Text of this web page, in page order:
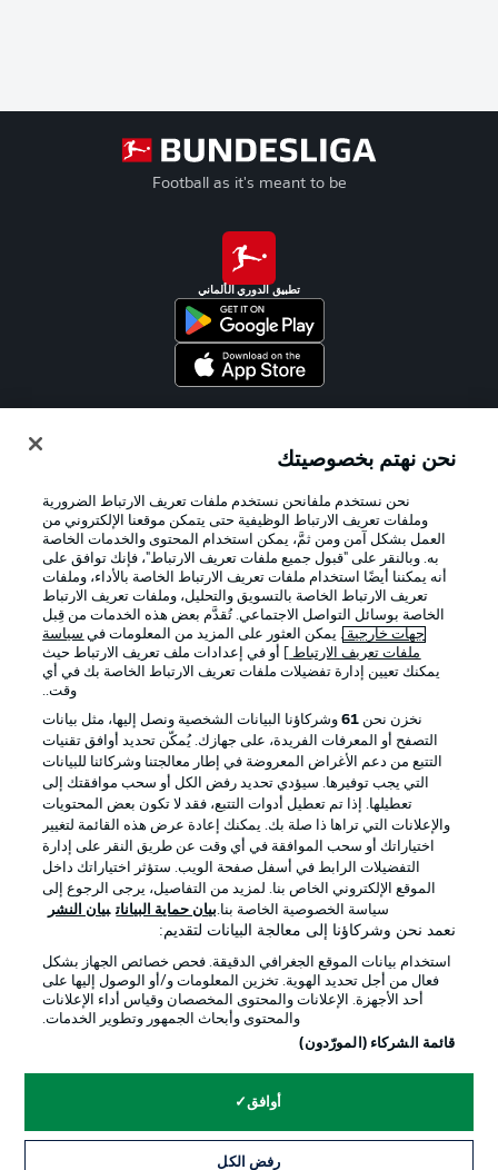
Football as it's meant to be
تطبيق الدوري الألماني
الإعلانات الإخطارات القانونية
شروط الاستخدام القنوات الناقلة
الوظائف جهة النشر
تواصل معنا اللاعبون
© 2026 Bundesliga-Gruppe GmbH
نحن نهتم بخصوصيتك
نحن نستخدم ملفانحن نستخدم ملفات تعريف الارتباط الضرورية
وملفات تعريف الارتباط الوظيفية حتى يتمكن موقعنا الإلكتروني من
العمل بشكل آمن ومن ثمَّ، يمكن استخدام المحتوى والخدمات الخاصة
به. وبالنقر على "قبول جميع ملفات تعريف الارتباط"، فإنك توافق على
أنه يمكننا أيضًا استخدام ملفات تعريف الارتباط الخاصة بالأداء، وملفات
تعريف الارتباط الخاصة بالتسويق والتحليل، وملفات تعريف الارتباط
الخاصة بوسائل التواصل الاجتماعي. تُقدَّم بعض هذه الخدمات من قِبل
جهات خارجية . يمكن العثور على المزيد من المعلومات في سياسة
ملفات تعريف الارتباط
] أو في إعدادات ملف تعريف الارتباط حيث
يمكنك تعيين إدارة تفضيلات ملفات تعريف الارتباط الخاصة بك في أي
وقت..
نخزن نحن 61وشركاؤنا البيانات الشخصية ونصل إليها، مثل بيانات
التصفح أو المعرفات الفريدة، على جهازك. يُمكّن تحديد أوافق تقنيات
التتبع من دعم الأغراض المعروضة في إطار معالجتنا وشركائنا للبيانات
التي يجب توفيرها. سيؤدي تحديد رفض الكل أو سحب موافقتك إلى
تعطيلها. إذا تم تعطيل أدوات التتبع، فقد لا تكون بعض المحتويات
والإعلانات التي تراها ذا صلة بك. يمكنك إعادة عرض هذه القائمة لتغيير
اختياراتك أو سحب الموافقة في أي وقت عن طريق النقر على إدارة
التفضيلات الرابط في أسفل صفحة الويب. ستؤثر اختياراتك داخل
الموقع الإلكتروني الخاص بنا. لمزيد من التفاصيل، يرجى الرجوع إلى
سياسة الخصوصية الخاصة بنا.بيان حماية البيانات بيان النشر
نعمد نحن وشركاؤنا إلى معالجة البيانات لتقديم:
استخدام بيانات الموقع الجغرافي الدقيقة. فحص خصائص الجهاز بشكل
فعال من أجل تحديد الهوية. تخزين المعلومات و/أو الوصول إليها على
أحد الأجهزة. الإعلانات والمحتوى المخصصان وقياس أداء الإعلانات
والمحتوى وأبحاث الجمهور وتطوير الخدمات.
قائمة الشركاء (المورّدون)
أوافق
رفض الكل